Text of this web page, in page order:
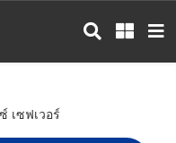
เซฟเวอร์